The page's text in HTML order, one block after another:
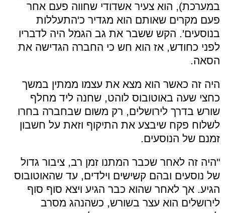
במערכת), הוא צעיר אשדודי שחווה פעם אחר
פעם מקרים שאותם הוא מגדיר כ'התעללות
בנוסעים'. הקש ששבר את גב הגמל היה לדבריו
לפני כחודש, אז הוא חש כי החברה הגדישה את
הסאה.
היה זה כאשר הוא מצא את עצמו ממתין במשך
כחצי שעה באוטובוס לוהט, שחנה ליד מחלף
שורש בדרך לירושלים, רק משום שבחברה בחרו
לשלוח פקח שיבצע את התיקוף וזאת על חשבון
זמנם של הנוסעים.
"היה זה לאחר שכבר המתנו זמן רב, ציבור גדול
של נוסעים ובהם קשישים וילדים, עד שהאוטובוס
הגיע. אך לאחר שהוא כבר הגיע ויצא סוף סוף
לירושלים הוא עצר בשורש, כשהנהג מסרב